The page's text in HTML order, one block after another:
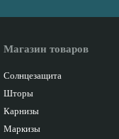
Магазин товаров
Солнцезащита
Шторы
Карнизы
Маркизы